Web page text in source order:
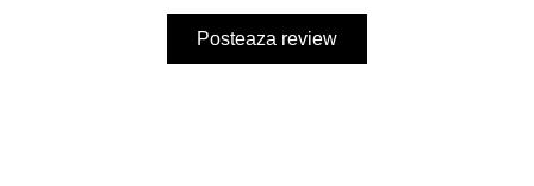
Posteaza review